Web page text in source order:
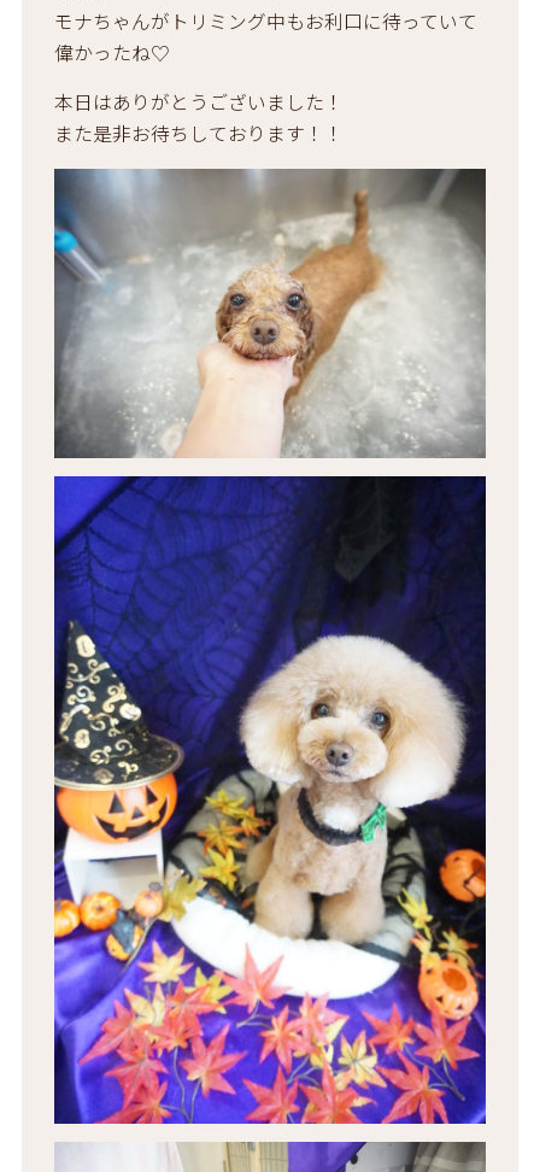
モナちゃんがトリミング中もお利口に待っていて
偉かったね♡
本日はありがとうございました！
また是非お待ちしております！！